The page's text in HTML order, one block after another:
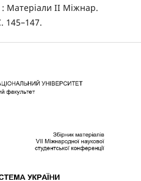
: Матеріали ІІ Міжнар.
145–147.